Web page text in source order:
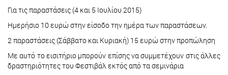
Για τις παραστάσεις (4 και 5 Ιουλίου 2015)
Ημερήσιο 10 ευρώ στην είσοδο την ημέρα των παραστάσεων.
2 παραστάσεις (Σάββατο και Κυριακή) 15 ευρώ στην προπώληση
Με αυτό το εισιτήριο μπορούν επίσης να συμμετέχουν στις άλλες
δραστηριότητες του Φεστιβάλ εκτός από τα σεμινάρια